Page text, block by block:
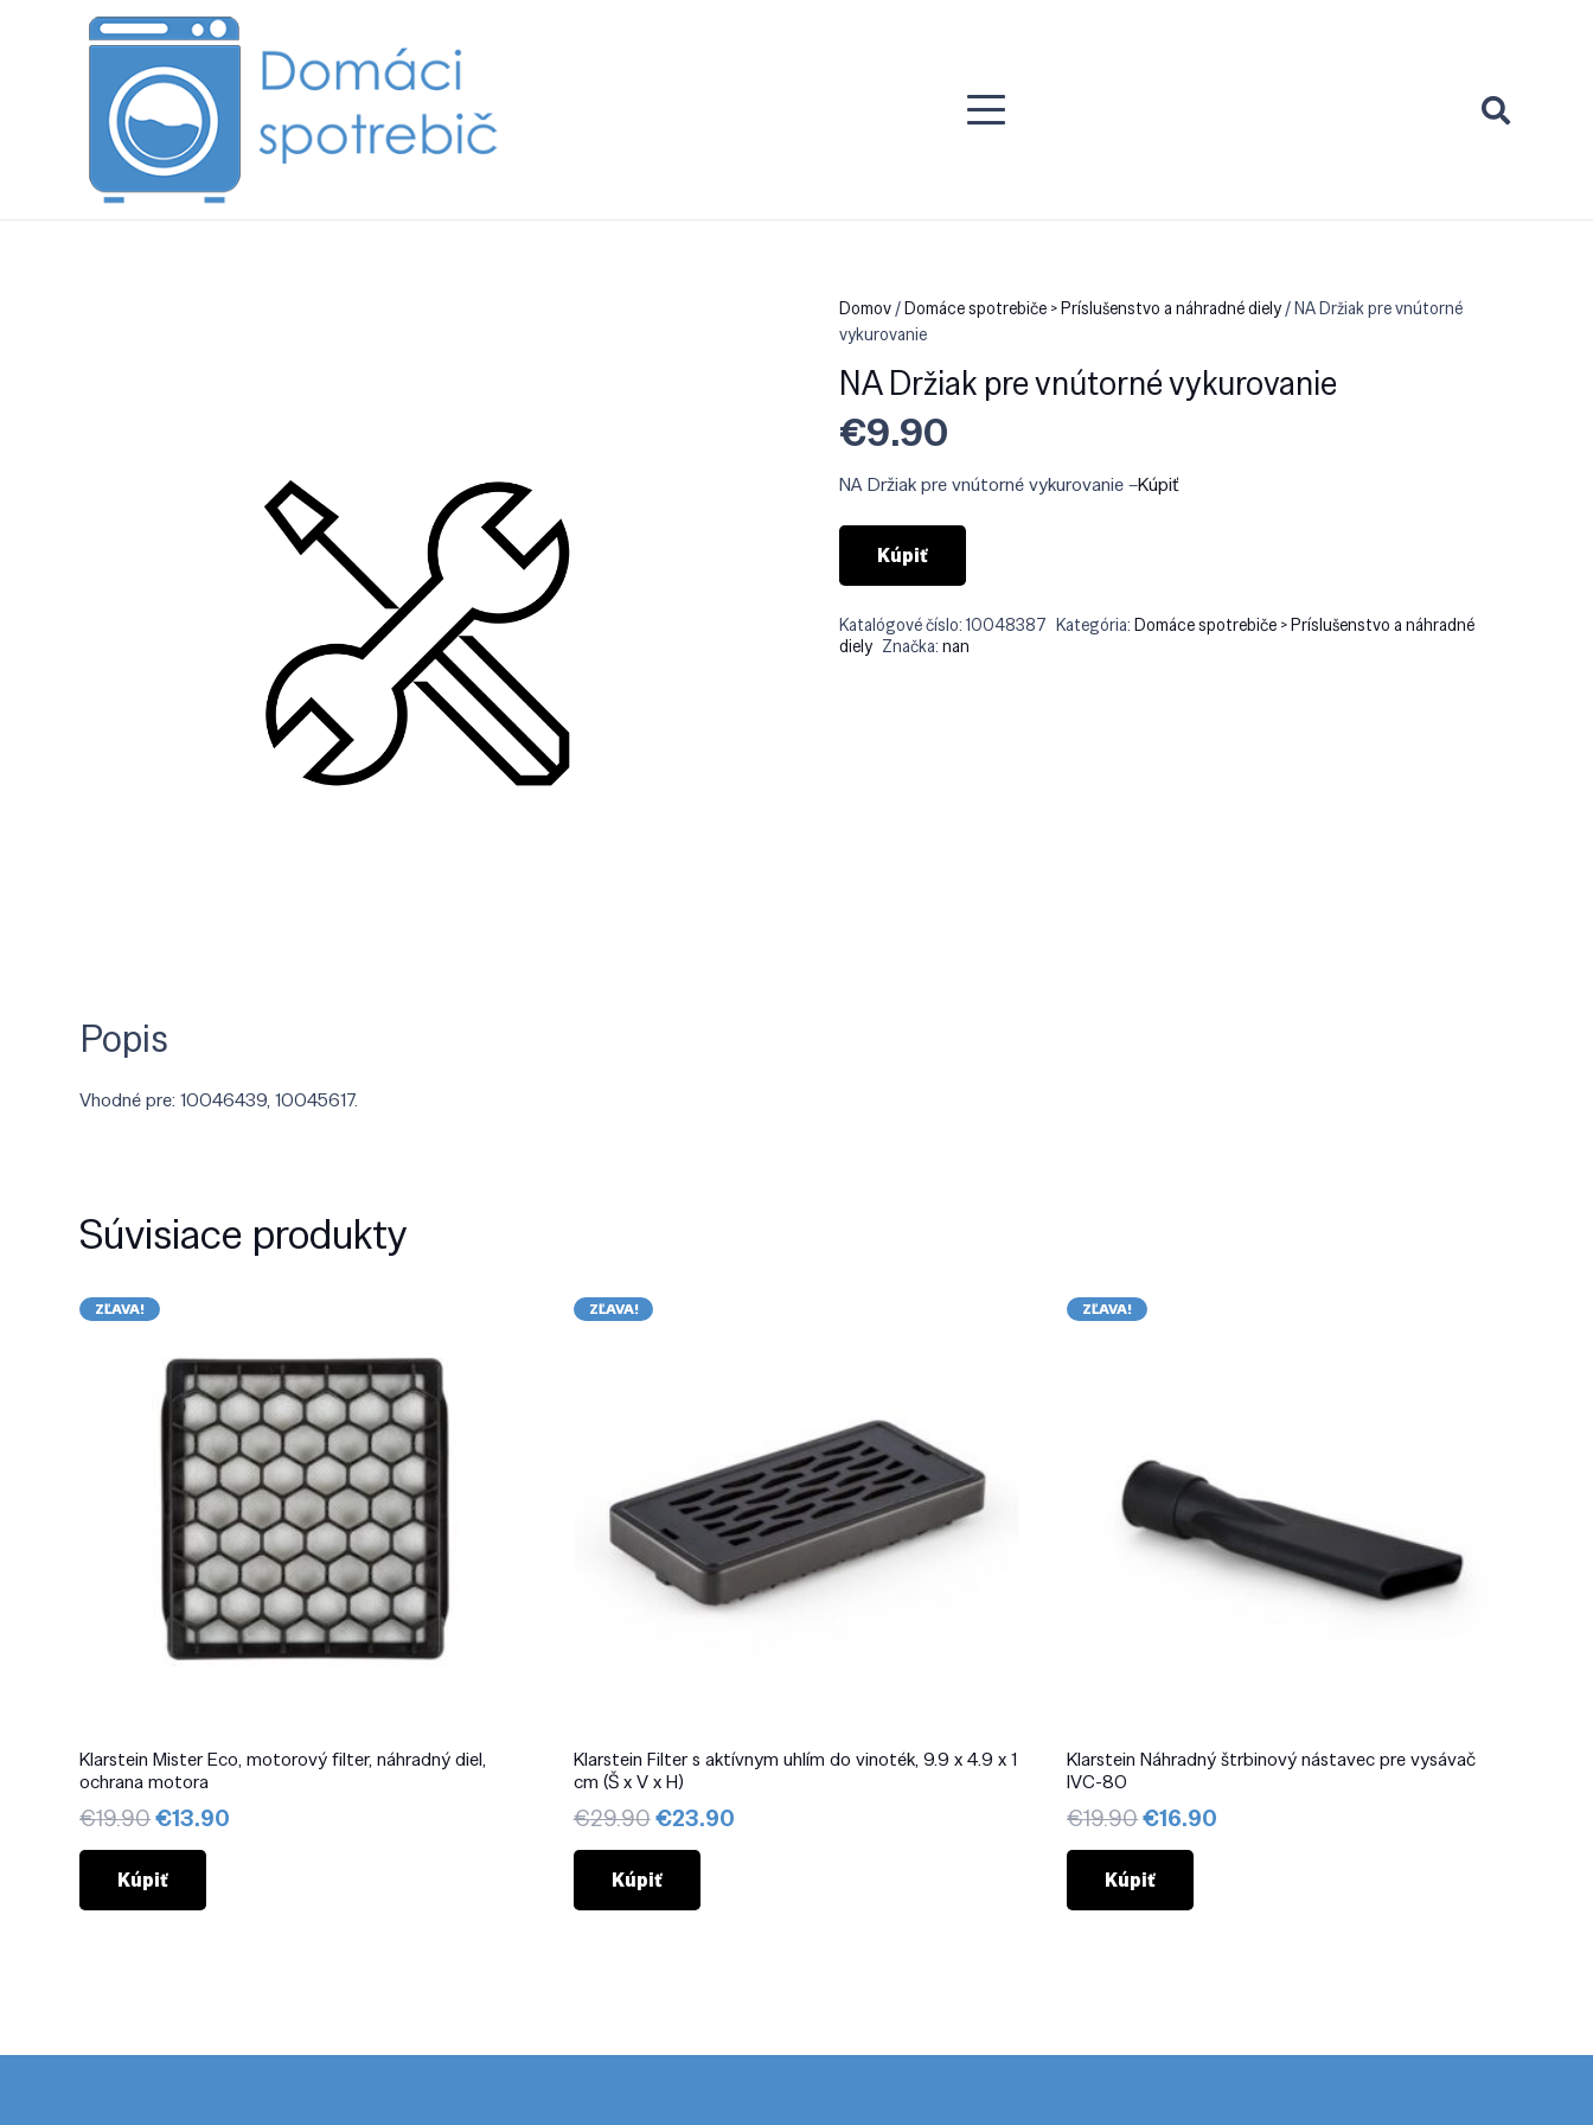
Domov/Domáce spotrebiče > Príslušenstvo a náhradné diely/ NA Držiak pre vnútorné
vykurovanie
NA Držiak pre vnútorné vykurovanie
€9.90
NA Držiak pre vnútorné vykurovanie –Kúpiť
Kúpiť
Katalógové číslo:10048387 Kategória:Domáce spotrebiče > Príslušenstvo a náhradné
diely Značka:nan
Popis
Vhodné pre: 10046439, 10045617.
Súvisiace produkty
ZĽAVA!
Klarstein Mister Eco, motorový filter, náhradný diel,
ochrana motora
€19.90Pôvodná
cena
bola:
€19.90.
€13.90
Kúpiť
ZĽAVA!
Klarstein Filter s aktívnym uhlím do vinoték, 9.9 x 4.9 x 1
cm (Š x V x H)
€29.90Pôvodná
cena
bola:
€29.90.
€23.90Aktuálna
Kúpiť
ZĽAVA!
Klarstein Náhradný štrbinový nástavec pre vysávač
IVC-80
€19.90Pôvodná
cena
bola:
€19.90.
€16.90
Kúpiť